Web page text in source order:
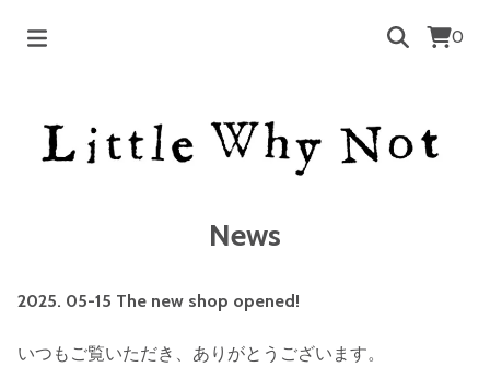
0
News
2025. 05-15 The new shop opened!
いつもご覧いただき、ありがとうございます。